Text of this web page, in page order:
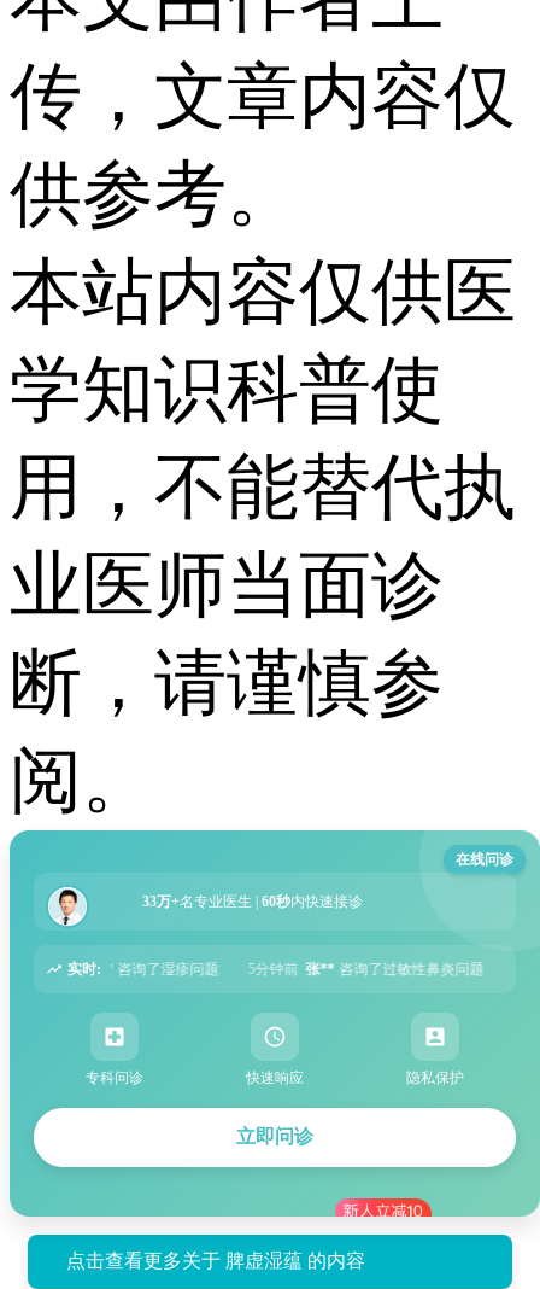
传，文章内容仅
供参考。
本站内容仅供医
学知识科普使
用，不能替代执
业医师当面诊
断，请谨慎参
阅。
在线问诊
33万+名专业医生 | 60秒内快速接诊
实时:
5分钟前 张** 咨询了过敏性鼻炎问题 6分钟前 周** 咨询了胃痛问题
专科问诊 快速响应 隐私保护
立即问诊
点击查看更多关于 脾虚湿蕴 的内容